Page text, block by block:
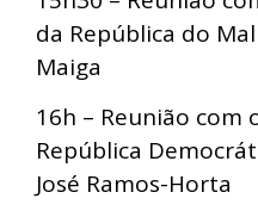
da República do
Maiga
16h – Reunião com
República
José Ramos-Horta